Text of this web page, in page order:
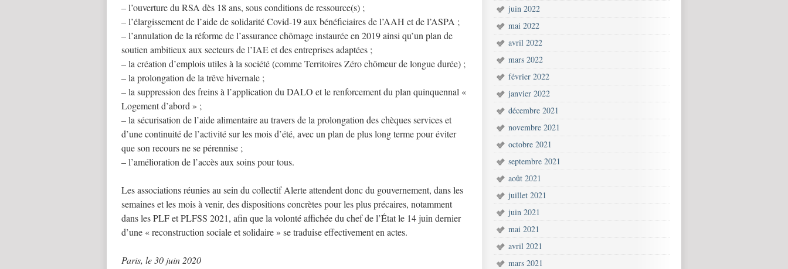
– l’ouverture du RSA dès 18 ans, sous conditions de ressource(s) ;
– l’élargissement de l’aide de solidarité Covid-19 aux bénéficiaires de l’AAH et de l’ASPA ;
– l’annulation de la réforme de l’assurance chômage instaurée en 2019 ainsi qu’un plan de
soutien ambitieux aux secteurs de l’IAE et des entreprises adaptées ;
– la création d’emplois utiles à la société (comme Territoires Zéro chômeur de longue durée) ;
– la prolongation de la trêve hivernale ;
– la suppression des freins à l’application du DALO et le renforcement du plan quinquennal «
Logement d’abord » ;
– la sécurisation de l’aide alimentaire au travers de la prolongation des chèques services et
d’une continuité de l’activité sur les mois d’été, avec un plan de plus long terme pour éviter
que son recours ne se pérennise ;
– l’amélioration de l’accès aux soins pour tous.
Les associations réunies au sein du collectif Alerte attendent donc du gouvernement, dans les
semaines et les mois à venir, des dispositions concrètes pour les plus précaires, notamment
dans les PLF et PLFSS 2021, afin que la volonté affichée du chef de l’État le 14 juin dernier
d’une « reconstruction sociale et solidaire » se traduise effectivement en actes.
Paris, le 30 juin 2020
juin 2022
mai 2022
avril 2022
mars 2022
février 2022
janvier 2022
décembre 2021
novembre 2021
octobre 2021
septembre 2021
août 2021
juillet 2021
juin 2021
mai 2021
avril 2021
mars 2021